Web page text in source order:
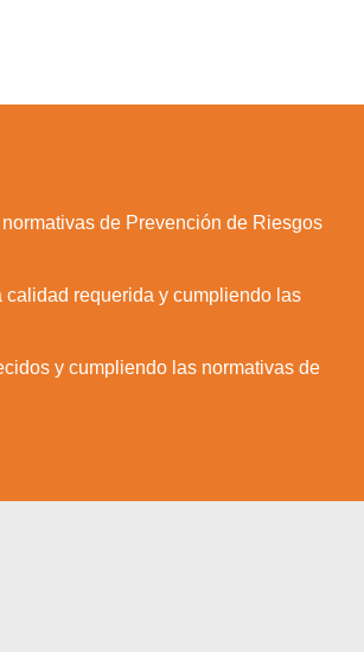
de Prevención de Riesgos
requerida y cumpliendo las
y cumpliendo las normativas de